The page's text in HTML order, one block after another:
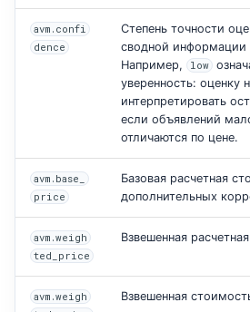
avm.confi
dence
Степень точности
сводной информации
Например,
low
уверенность: оценку
интерпретировать
если объявлений
отличаются по цене.
avm.base_
price
Базовая расчетная
дополнительных
avm.weigh
ted_price
Взвешенная
avm.weigh
Взвешенная